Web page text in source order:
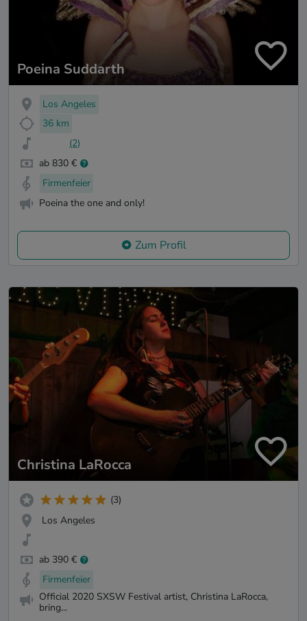
Poeina Suddarth
Los Angeles
36 km
(2)
ab 830 €
Firmenfeier
Poeina the one and only!
Zum Profil
Christina LaRocca
(3)
Los Angeles
ab 390 €
Firmenfeier
Official 2020 SXSW Festival artist, Christina LaRocca,
bring...